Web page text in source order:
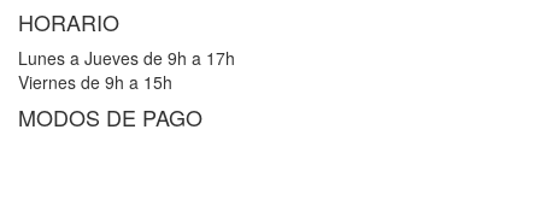
HORARIO
Lunes a Jueves de 9h a 17h
Viernes de 9h a 15h
MODOS DE PAGO